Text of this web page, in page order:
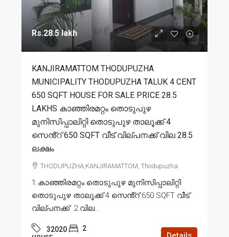
Rs.28.5 lakh
KANJIRAMATTOM THODUPUZHA
MUNICIPALITY THODUPUZHA TALUK 4 CENT
650 SQFT HOUSE FOR SALE PRICE 28.5
LAKHS കാഞ്ഞിരമറ്റം തൊടുപുഴ
മുനിസിപ്പാലിറ്റി തൊടുപുഴ താലൂക്ക് 4
സെൻ്റ് 650 SQFT വീട് വില്പനക്ക് വില 28.5
ലക്ഷം
THODUPUZHA,KANJIRAMATTOM, Thodupuzha
1.കാഞ്ഞിരമറ്റം തൊടുപുഴ മുനിസിപ്പാലിറ്റി
തൊടുപുഴ താലൂക്ക് 4 സെൻ്റ് 650 SQFT വീട്
വില്പനക്ക്. 2.വില...
32020 2